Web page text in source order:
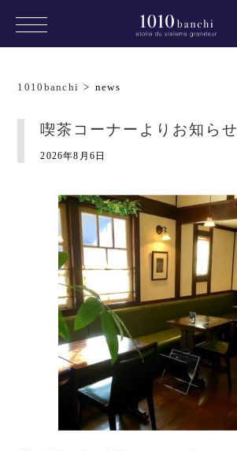
1010banchi > news
喫茶コーナーよりお知らせ
2026年8月6日